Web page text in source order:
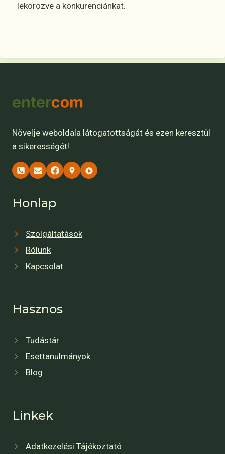
lekörözve a konkurenciánkat.
Növelje weboldala látogatottságát és ezen keresztül
a sikerességét!
Honlap
Szolgáltatások
Rólunk
Kapcsolat
Hasznos
Tudástár
Esettanulmányok
Blog
Linkek
Adatkezelési Tájékoztató